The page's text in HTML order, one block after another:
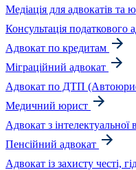
Медіація для адвокатів та
Консультація податкового
Адвокат по кредитам
Міграційний адвокат
Адвокат по ДТП
Медичний юрист
Адвокат з інтелектуальної
Пенсійний адвокат
Адвокат із захисту честі,